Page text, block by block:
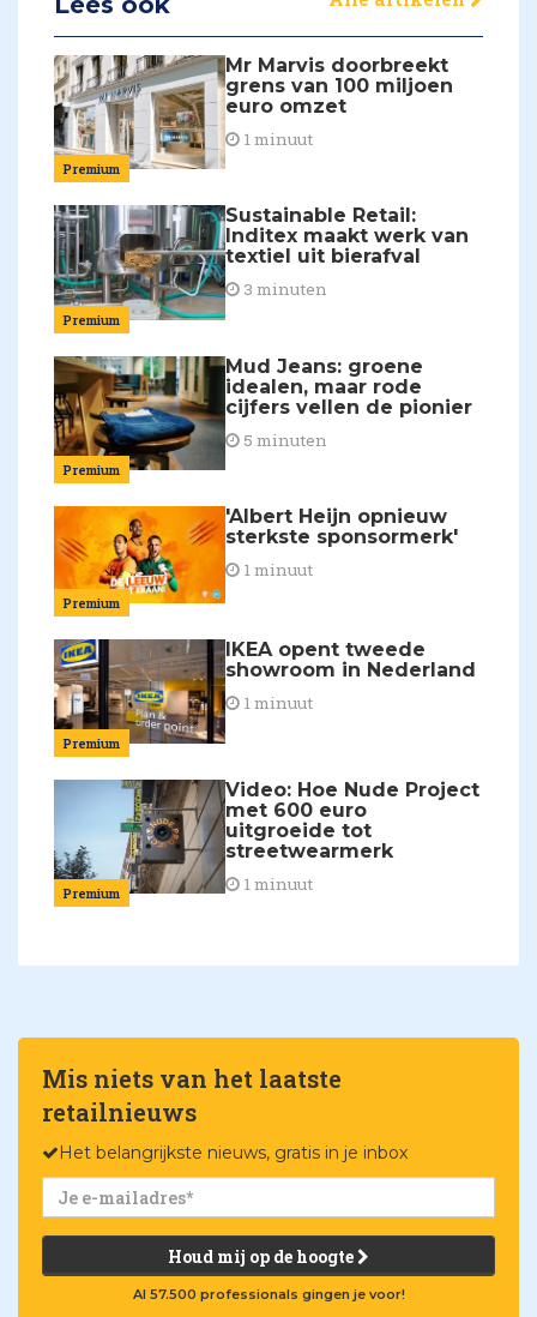
Premium
Mr Marvis doorbreekt
grens van 100 miljoen
euro omzet
1 minuut
Premium
Sustainable Retail:
Inditex maakt werk van
textiel uit bierafval
3 minuten
Premium
Mud Jeans: groene
idealen, maar rode
cijfers vellen de pionier
5 minuten
Premium
'Albert Heijn opnieuw
sterkste sponsormerk'
1 minuut
Premium
IKEA opent tweede
showroom in Nederland
1 minuut
Premium
Video: Hoe Nude Project
met 600 euro
uitgroeide tot
streetwearmerk
1 minuut
Mis niets van het laatste
retailnieuws
Het belangrijkste nieuws, gratis in je inbox
Houd mij op de hoogte
Al 57.500 professionals gingen je voor!